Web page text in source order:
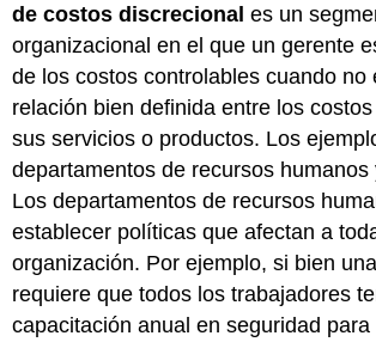
de costos discrecional es un
organizacional en el que un gerente
de los costos controlables cuando no
relación bien definida entre los
sus servicios o productos. Los
departamentos de recursos humanos
Los departamentos de recursos
establecer políticas que afectan a
organización. Por ejemplo, si bien
requiere que todos los trabajadores
capacitación anual en seguridad para